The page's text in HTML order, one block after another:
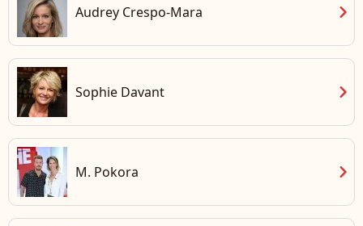
Audrey Crespo-Mara chevron_right
Sophie Davant chevron_right
M. Pokora chevron_right